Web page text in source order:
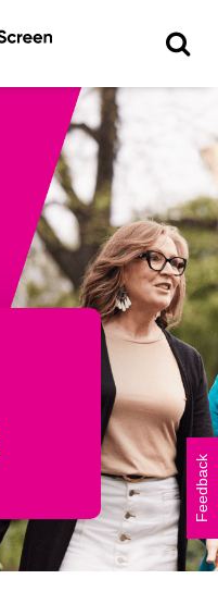
Feedback